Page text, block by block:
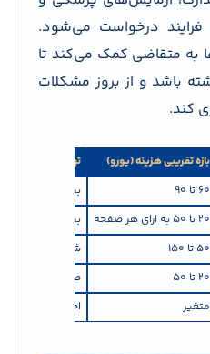
فرایند درخواست می‌شود.
به متقاضی کمک می‌کند تا
باشد و از بروز مشکلات
کند.
بازه تقریبی هزینه (یورو)
توضیحات
۶۰ تا ۹۰
بسته به سفارت
۲۰ تا ۵۰ به ازای هر صفحه
بسته به تعداد
۵۰ تا ۱۵۰
شامل
۲۰ تا ۵۰
صدور از مراجع
متغیر اختیاری، اما